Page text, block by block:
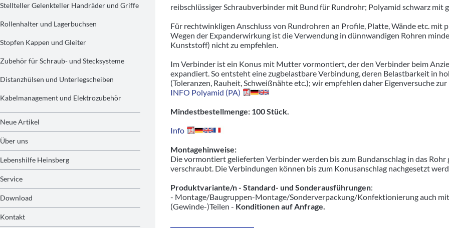
Stellteller Gelenkteller Handräder und Griffe
Rollenhalter und Lagerbuchsen
Stopfen Kappen und Gleiter
Zubehör für Schraub- und Stecksysteme
Distanzhülsen und Unterlegscheiben
Kabelmanagement und Elektrozubehör
Neue Artikel
Über uns
Lebenshilfe Heinsberg
Service
Download
Kontakt
reibschlüssiger Schraubverbinder mit Bund für Rundrohr; Polyamid schwarz mit
Für rechtwinkligen Anschluss von Rundrohren an Profile, Platte, Wände etc. mit
Wegen der Expanderwirkung ist die Verwendung in dünnwandigen Rohren
Kunststoff) nicht zu empfehlen.
Im Verbinder ist ein Konus mit Mutter vormontiert, der den Verbinder beim
expandiert. So entsteht eine zugbelastbare Verbindung, deren Belastbarkeit in
(Toleranzen, Rauheit, Schweißnähte etc.); wir empfehlen daher Eigenversuche
INFO Polyamid (PA)
Mindestbestellmenge: 100 Stück.
Info
Montagehinweise:
Die vormontiert gelieferten Verbinder werden bis zum Bundanschlag in das
verschraubt. Die Verbindungen können bis zum Konusanschlag nachgesetzt
Produktvariante/n - Standard- und Sonderausführungen:
- Montage/Baugruppen-Montage/Sonderverpackung/Konfektionierung auch
(Gewinde-)Teilen - Konditionen auf Anfrage.